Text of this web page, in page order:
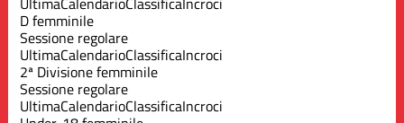
D femminile
Sessione regolare
UltimaCalendarioClassificaIncroci
2ª Divisione femminile
Sessione regolare
UltimaCalendarioClassificaIncroci